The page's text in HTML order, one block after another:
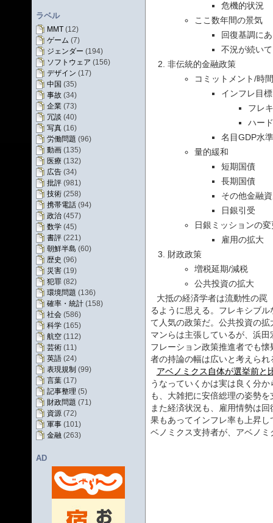
ラベル
MMT (12)
ゲーム (7)
ジェンダー (194)
ソフトウェア (156)
デザイン (17)
中国 (35)
事故 (34)
企業 (73)
冗談 (40)
写真 (16)
労働問題 (96)
動画 (135)
医療 (132)
広告 (34)
批評 (981)
技術 (258)
携帯電話 (94)
政治 (457)
数学 (45)
書評 (221)
朝鮮半島 (60)
歴史 (96)
災害 (19)
犯罪 (82)
環境問題 (136)
確率・統計 (158)
社会 (586)
科学 (165)
航空 (112)
芸術 (11)
英語 (24)
表現規制 (99)
言葉 (17)
記事整理 (5)
財政問題 (71)
資源 (72)
軍事 (101)
金融 (263)
AD
危機的状況
ここ数年間の景気
回復基調に
不況が続い
非伝統的金融政策
コミットメント/時
インフレ目標
フレ
ハード
名目GDP水
量的緩和
短期国債
長期国債
その他金融
日銀引受
日銀ミッションの変
雇用の拡大
財政政策
増税延期/減税
公共投資の拡大
大抵の経済学者は流動性の罠
るように思える。フレキシブ
て人気の政策だ。公共投資の
マンらは主張しているが、浜
フレーション政策推進者でも
者の持論の幅は広いと考えられ
アベノミクス自体が選挙前と
うなっていくかは実は良く分
も、大雑把に安倍総理の姿勢
また経済状況も、雇用情勢は
果もあってインフレ率も上昇
ベノミクス支持者が、アベノ